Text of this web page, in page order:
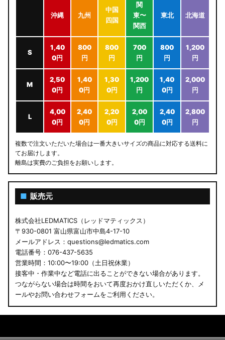
沖縄 九州
中国
四国
関
東〜
関西
東北 北海道
S
1,40
0円
800
円
800
円
700
円
800
円
1,200
円
M
2,50
0円
1,40
0円
1,30
0円
1,200
円
1,40
0円
2,000
円
L
4,00
0円
2,40
0円
2,20
0円
2,00
0円
2,40
0円
2,800
円
複数で注文いただいた場合は一番大きいサイズの商品に対応する送料に
てお届けします。
離島は実費のご負担をお願いします。
■ 販売元
株式会社LEDMATICS（レッドマティックス）
〒930-0801 富山県富山市中島4-17-10
メールアドレス：questions@ledmatics.com
電話番号：076-437-5635
営業時間：10:00〜19:00（土日祝休業）
接客中・作業中など電話に出ることができない場合があります。
つながらない場合は時間をおいて再度おかけ直しいただくか、メ
ールやお問い合わせフォームをご利用ください。